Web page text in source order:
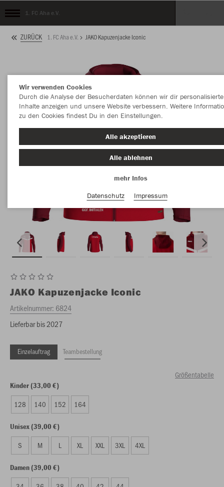
1. FC Aha e.V.
ZURÜCK 1. FC Aha e.V. JAKO Kapuzenjacke Iconic
JAKO Kapuzenjacke Iconic
Artikelnummer: 6824
Lieferbar bis 2027
Einzelauftrag Teambestellung
Größentabelle
Kinder (33,00 €)
128 140 152 164
Unisex (39,00 €)
S M L XL XXL 3XL 4XL
Damen (39,00 €)
Wir verwenden Cookies
Durch die Analyse der Besucherdaten können wir dir personalisierte
Inhalte anzeigen und unsere Website verbessern. Weitere
zu den Cookies findest Du in den Einstellungen.
Alle akzeptieren
Alle ablehnen
mehr Infos
Datenschutz
Impressum